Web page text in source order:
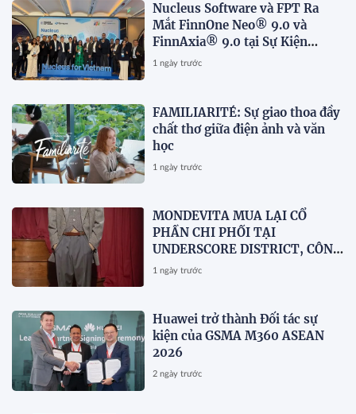
Nucleus Software và FPT Ra
Mắt FinnOne Neo® 9.0 và
FinnAxia® 9.0 tại Sự Kiện
Nucleus Synapse Lần Đầu Tiên
1 ngày trước
FAMILIARITÉ: Sự giao thoa đầy
chất thơ giữa điện ảnh và văn
học
1 ngày trước
MONDEVITA MUA LẠI CỔ
PHẦN CHI PHỐI TẠI
UNDERSCORE DISTRICT, CÔNG
TY MẸ CỦA MAGLIANO, ĐÁNH
TẢNG THƯƠNG HIỆU CAO CẤP
MỚI CỦA Ý.
1 ngày trước
Huawei trở thành Đối tác sự
kiện của GSMA M360 ASEAN
2026
2 ngày trước